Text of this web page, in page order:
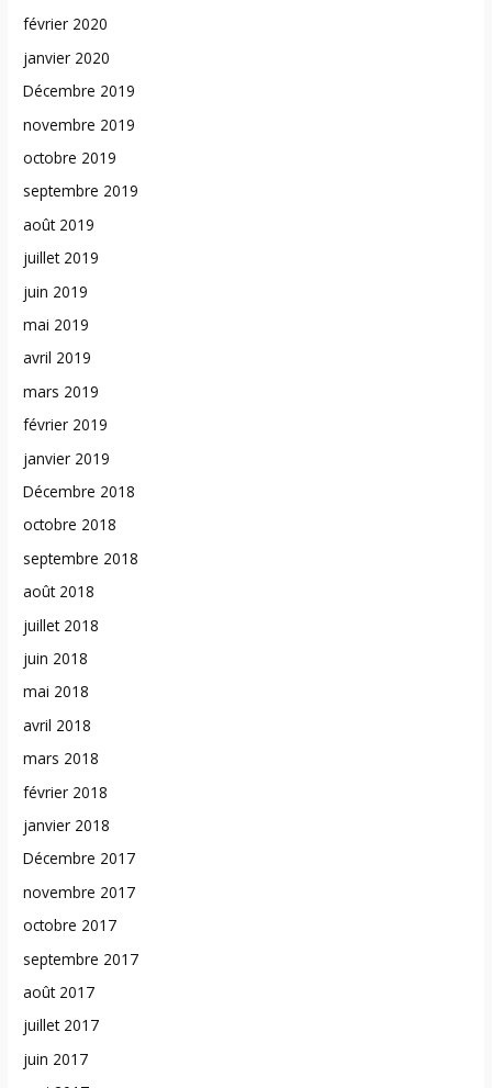
février 2020
janvier 2020
Décembre 2019
novembre 2019
octobre 2019
septembre 2019
août 2019
juillet 2019
juin 2019
mai 2019
avril 2019
mars 2019
février 2019
janvier 2019
Décembre 2018
octobre 2018
septembre 2018
août 2018
juillet 2018
juin 2018
mai 2018
avril 2018
mars 2018
février 2018
janvier 2018
Décembre 2017
novembre 2017
octobre 2017
septembre 2017
août 2017
juillet 2017
juin 2017